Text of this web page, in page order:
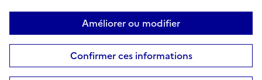
Améliorer ou modifier
Confirmer ces informations